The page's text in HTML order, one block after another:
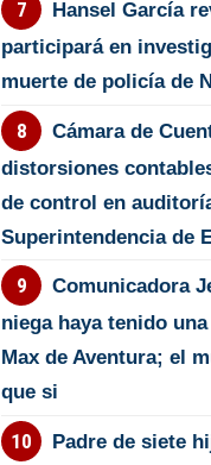
Hansel García
participará en
muerte de policía de
Cámara de
distorsiones
de control en
Superintendencia de
Comunicadora
niega haya tenido
Max de Aventura; el
que si
Padre de siete